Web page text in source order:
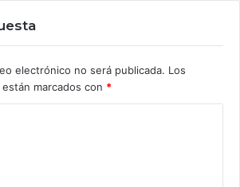
electrónico no será publicada. Los
marcados con *